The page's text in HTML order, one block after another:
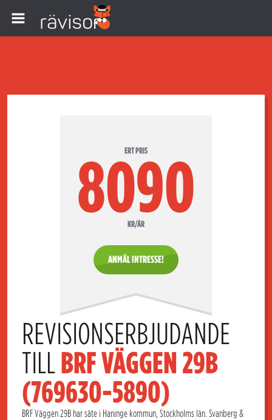
ERT PRIS
8090
KR/ÅR
ANMÄL INTRESSE!
REVISIONSERBJUDANDE
TILL BRF VÄGGEN 29B
(769630-5890)
BRF Väggen 29B har säte i Haninge kommun, Stockholms län. Svanberg &